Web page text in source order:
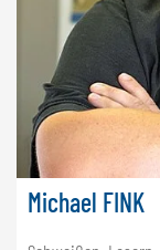
Michael FINK